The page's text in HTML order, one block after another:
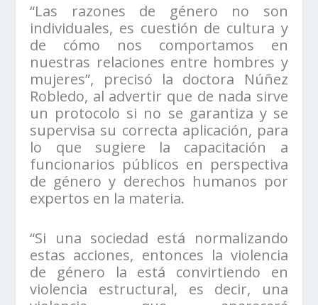
“Las razones de género no son
individuales, es cuestión de cultura y
de cómo nos comportamos en
nuestras relaciones entre hombres y
mujeres”, precisó la doctora Núñez
Robledo, al advertir que de nada sirve
un protocolo si no se garantiza y se
supervisa su correcta aplicación, para
lo que sugiere la capacitación a
funcionarios públicos en perspectiva
de género y derechos humanos por
expertos en la materia.
“Si una sociedad está normalizando
estas acciones, entonces la violencia
de género la está convirtiendo en
violencia estructural, es decir, una